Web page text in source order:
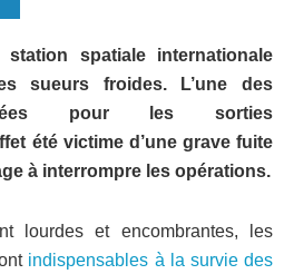
spatiale internationale
sueurs froides. L’une des
pour les sorties
été victime d’une grave fuite
à interrompre les opérations.
lourdes et encombrantes, les
indispensables à la survie des